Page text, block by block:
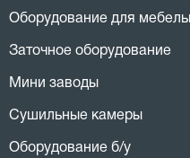
Оборудование для
Заточное оборудование
Мини заводы
Сушильные камеры
Оборудование б/у